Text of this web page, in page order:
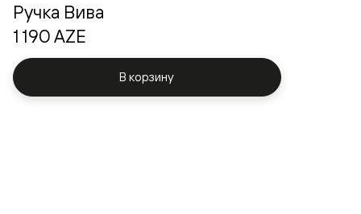
Ручка Вива
1 190 AZE
В корзину